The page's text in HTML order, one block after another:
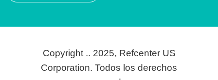
Copyright .. 2025, Refcenter US
Corporation. Todos los derechos